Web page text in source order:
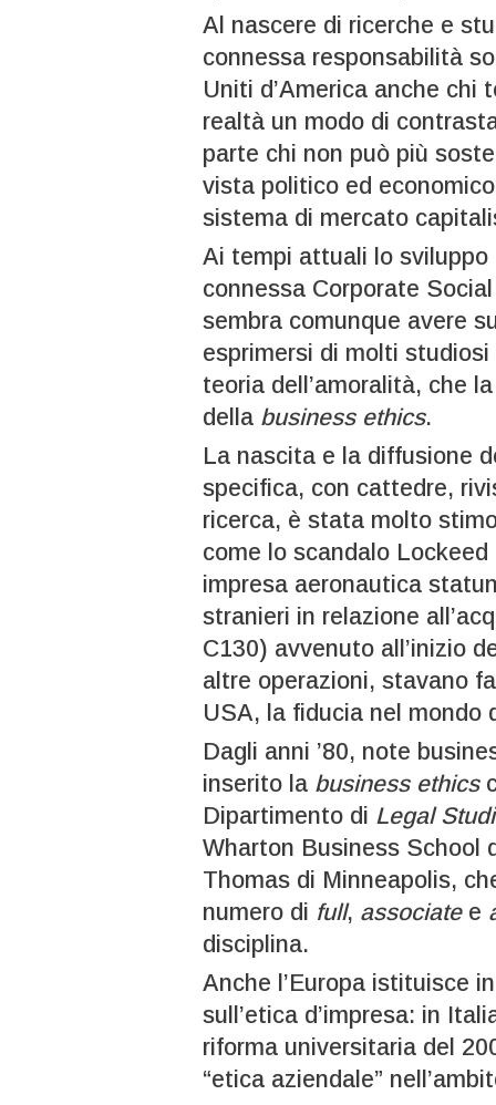
Al nascere di ricerche e
connessa responsabilità
Uniti d’America anche chi
realtà un modo di
parte chi non può più
vista politico ed
sistema di mercato
Ai tempi attuali lo
connessa Corporate
sembra comunque avere
esprimersi di molti
teoria dell’amoralità, che
della business ethics.
La nascita e la diffusione
specifica, con cattedre,
ricerca, è stata molto
come lo scandalo
impresa aeronautica
stranieri in relazione
C130) avvenuto all’inizio
altre operazioni, stavano
USA, la fiducia nel mondo
Dagli anni ’80, note
inserito la business ethics
Dipartimento di Legal
Wharton Business School
Thomas di Minneapolis,
numero di full, associatee
disciplina.
Anche l’Europa istituisce
sull’etica d’impresa: in
riforma universitaria del
“etica aziendale”